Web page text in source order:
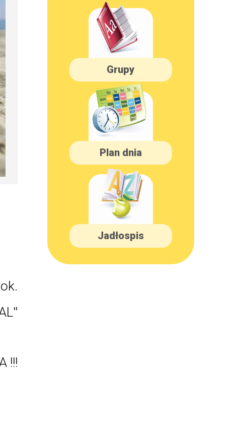
!!!
Grupy
Plan dnia
Jadłospis